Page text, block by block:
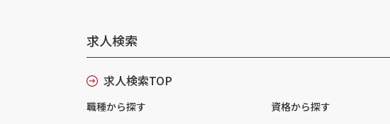
求人検索
求人検索TOP
職種から探す
資格から探す